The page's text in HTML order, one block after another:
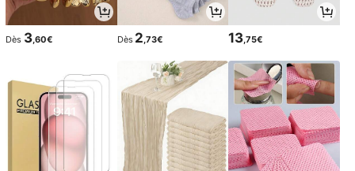
Dès 3,60€ Dès 2,73€ 13,75€